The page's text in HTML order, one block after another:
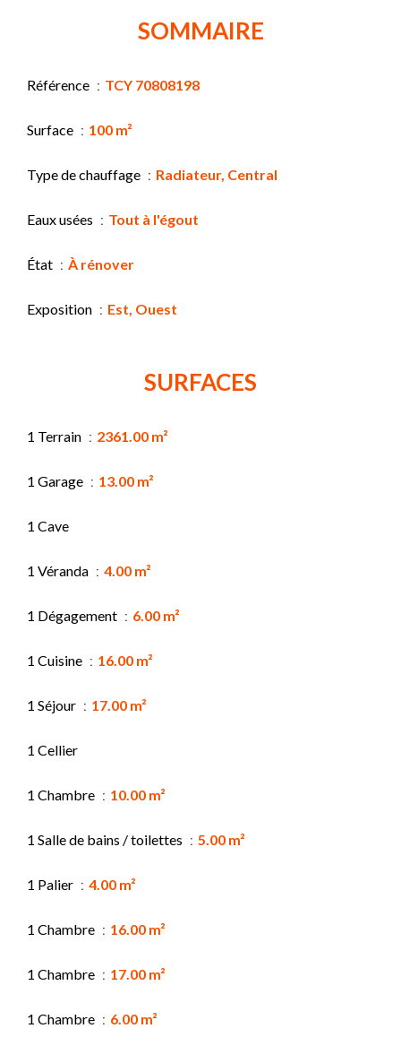
SOMMAIRE
Référence TCY 70808198
Surface 100 m²
Type de chauffage Radiateur, Central
Eaux usées Tout à l'égout
État À rénover
Exposition Est, Ouest
SURFACES
1 Terrain 2361.00 m²
1 Garage 13.00 m²
1 Cave
1 Véranda 4.00 m²
1 Dégagement 6.00 m²
1 Cuisine 16.00 m²
1 Séjour 17.00 m²
1 Cellier
1 Chambre 10.00 m²
1 Salle de bains / toilettes 5.00 m²
1 Palier 4.00 m²
1 Chambre 16.00 m²
1 Chambre 17.00 m²
1 Chambre 6.00 m²